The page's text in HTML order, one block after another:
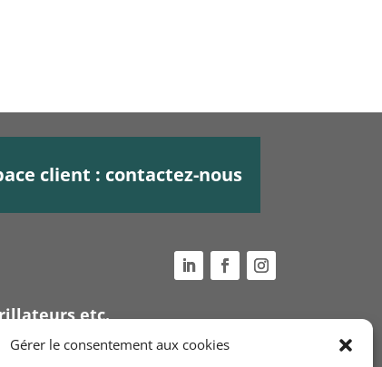
Gérer le consentement aux cookies
client : contactez-nous
etc. Voir nosconditions
générales de ventes